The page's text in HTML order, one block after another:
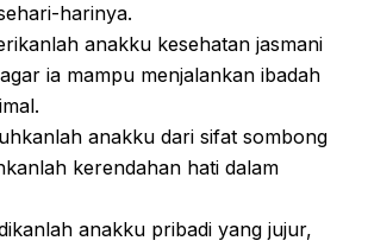
harinya.
anakku kesehatan jasmani
ia mampu menjalankan ibadah
anakku dari sifat sombong
kerendahan hati dalam
anakku pribadi yang jujur,